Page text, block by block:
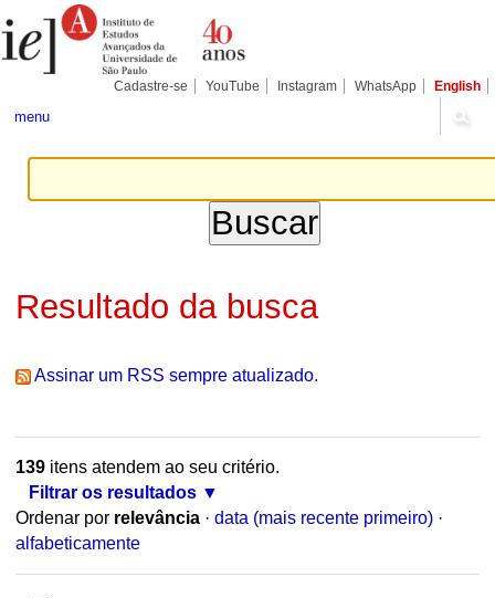
para
conteúdo.
Pessoais
Cadastre-se YouTube Instagram WhatsApp English
menu
Resultado da busca
Assinar um RSS sempre atualizado.
139itens atendem ao seu critério.
Filtrar os resultados
Ordenar por relevância · data (mais recente primeiro) ·
alfabeticamente